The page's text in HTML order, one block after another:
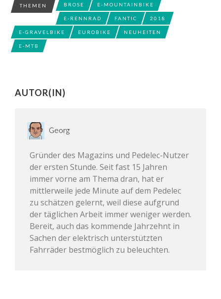
THEMEN BROSE E-MOUNTAINBIKE
E-RENNRAD FANTIC 2018
E-GRAVELBIKE EUROBIKE NEUHEITEN
E-MTB
AUTOR(IN)
Georg
Gründer des Magazins und Pedelec-Nutzer
der ersten Stunde. Seit fast 15 Jahren
immer vorne am Thema dran, hat er
mittlerweile jede Minute auf dem Pedelec
zu schätzen gelernt, weil diese aufgrund
der täglichen Arbeit immer weniger werden.
Bereit, auch das kommende Jahrzehnt in
Sachen der elektrisch unterstützten
Fahrräder bestmöglich zu beleuchten.